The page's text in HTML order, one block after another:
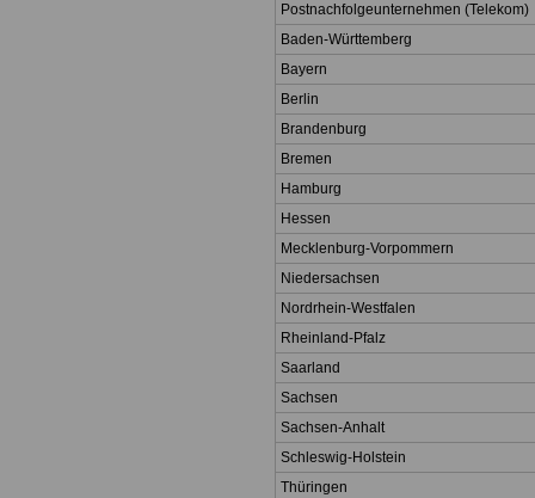
Postnachfolgeunternehmen (Telekom)
Baden-Württemberg
Bayern
Berlin
Brandenburg
Bremen
Hamburg
Hessen
Mecklenburg-Vorpommern
Niedersachsen
Nordrhein-Westfalen
Rheinland-Pfalz
Saarland
Sachsen
Sachsen-Anhalt
Schleswig-Holstein
Thüringen